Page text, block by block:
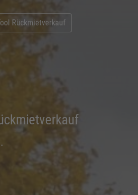
Rückmietverkauf